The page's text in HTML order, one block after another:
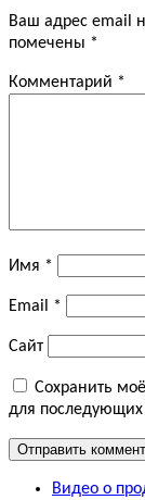
Ваш адрес email
помечены *
Комментарий *
Имя *
Email *
Сайт
Сохранить
для
Видео о